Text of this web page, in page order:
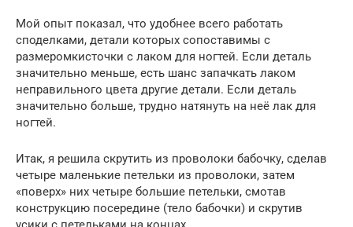
Мой опыт показал, что удобнее всего работать
споделками, детали которых сопоставимы с
размеромкисточки с лаком для ногтей. Если деталь
значительно меньше, есть шанс запачкать лаком
неправильного цвета другие детали. Если деталь
значительно больше, трудно натянуть на неё лак для
ногтей.
Итак, я решила скрутить из проволоки бабочку, сделав
четыре маленькие петельки из проволоки, затем
«поверх» них четыре большие петельки, смотав
конструкцию посередине (тело бабочки) и скрутив